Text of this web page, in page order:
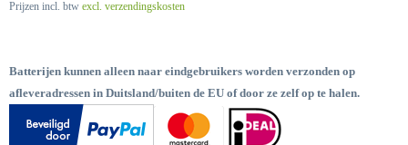
Prijzen incl. btw excl. verzendingskosten
Batterijen kunnen alleen naar eindgebruikers worden verzonden op
afleveradressen in Duitsland/buiten de EU of door ze zelf op te halen.